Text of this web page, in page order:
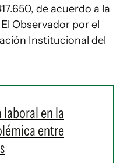
de acuerdo a la
Observador por el
Institucional del
en la
entre